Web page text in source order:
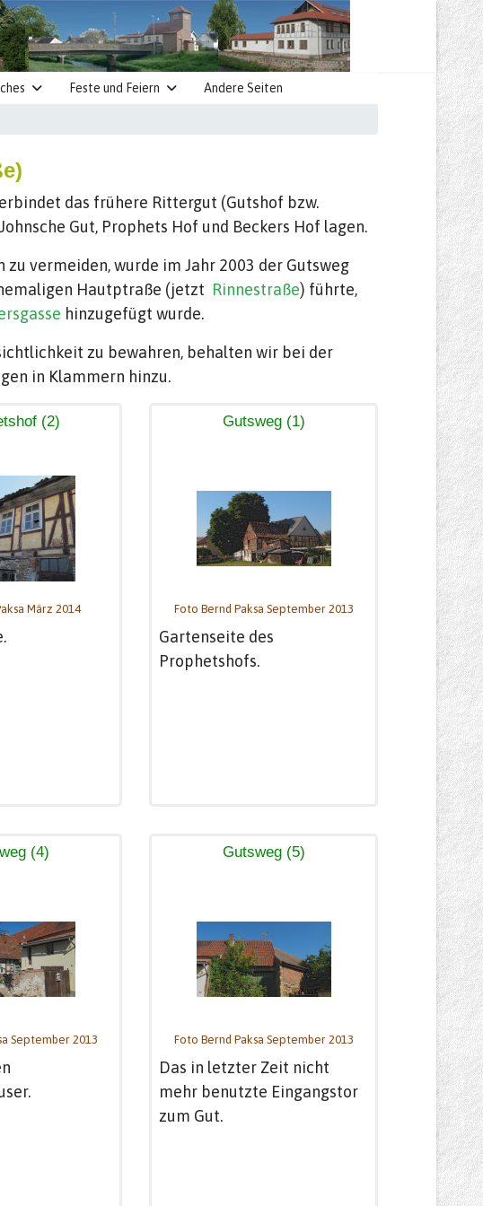
Feste und Feiern Andere Seiten
das frühere Rittergut (Gutshof bzw.
Gut, Prophets Hof und Beckers Hof lagen.
vermeiden, wurde im Jahr 2003 der Gutsweg
Hautptraße (jetzt Rinnestraße) führte,
hinzugefügt wurde.
zu bewahren, behalten wir bei der
in Klammern hinzu.
(2)
März 2014
Gutsweg (1)
Foto Bernd Paksa September 2013
Gartenseite des
Prophetshofs.
(4)
September 2013
Gutsweg (5)
Foto Bernd Paksa September 2013
Das in letzter Zeit nicht
mehr benutzte Eingangstor
zum Gut.